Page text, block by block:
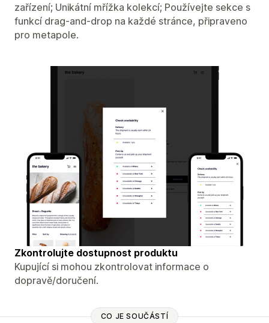
zařízení; Unikátní mřížka kolekcí; Používejte sekce s
funkcí drag-and-drop na každé stránce, připraveno
pro metapole.
Zkontrolujte dostupnost produktu
Kupující si mohou zkontrolovat informace o
dopravě/doručení.
CO JE SOUČÁSTÍ